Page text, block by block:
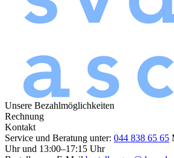
Unsere Bezahlmöglichkeiten
Rechnung
Kontakt
Service und Beratung unter: 044 838 65 65
Uhr und 13:00–17:15 Uhr